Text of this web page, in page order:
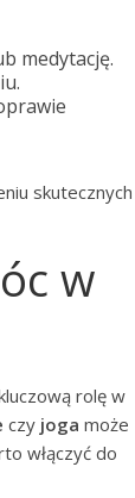
medytację.
skutecznych
w
rolę w
czy joga może
włączyć do